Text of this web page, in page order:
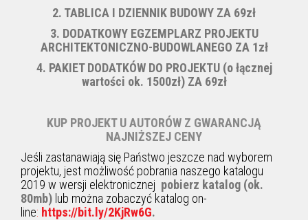
2. TABLICA I DZIENNIK BUDOWY ZA 69zł
3. DODATKOWY EGZEMPLARZ PROJEKTU
ARCHITEKTONICZNO-BUDOWLANEGO ZA 1zł
4. PAKIET DODATKÓW DO PROJEKTU (o łącznej
wartości ok. 1500zł) ZA 69zł
KUP PROJEKT U AUTORÓW Z GWARANCJĄ
NAJNIŻSZEJ CENY
Jeśli zastanawiają się Państwo jeszcze nad wyborem
projektu, jest możliwość pobrania naszego katalogu
2019 w wersji elektronicznej pobierz katalog (ok.
80mb) lub można zobaczyć katalog on-
line: https://bit.ly/2KjRw6G.